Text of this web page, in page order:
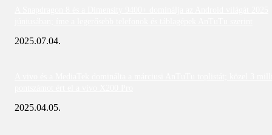
2025.07.04.
2025.04.05.